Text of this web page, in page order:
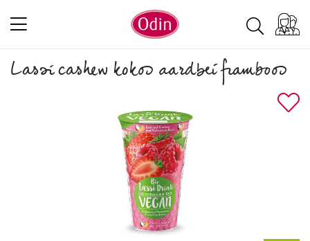
Lassi cashew kokos aardbei framboos